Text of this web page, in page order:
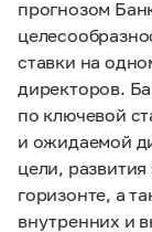
прогнозом
ставки на
директоров.
по ключевой
и ожидаемой
цели,
горизонте, а
внутренних и